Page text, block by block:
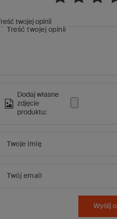
Treść twojej opinii
Treść twojej opinii
Dodaj własne
zdjęcie
produktu:
Twoje imię
Twój email
Wyślij